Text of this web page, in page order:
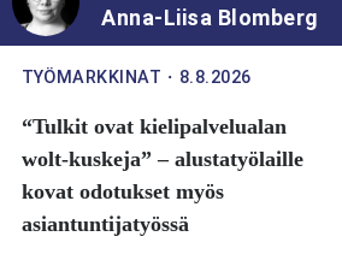
Anna-Liisa Blomberg
TYÖMARKKINAT ・ 8.8.2026
“Tulkit ovat kielipalvelualan
wolt-kuskeja” – alustatyölaille
kovat odotukset myös
asiantuntijatyössä